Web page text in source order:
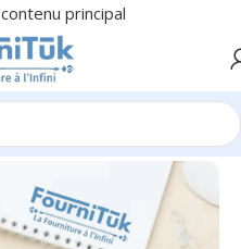
principal